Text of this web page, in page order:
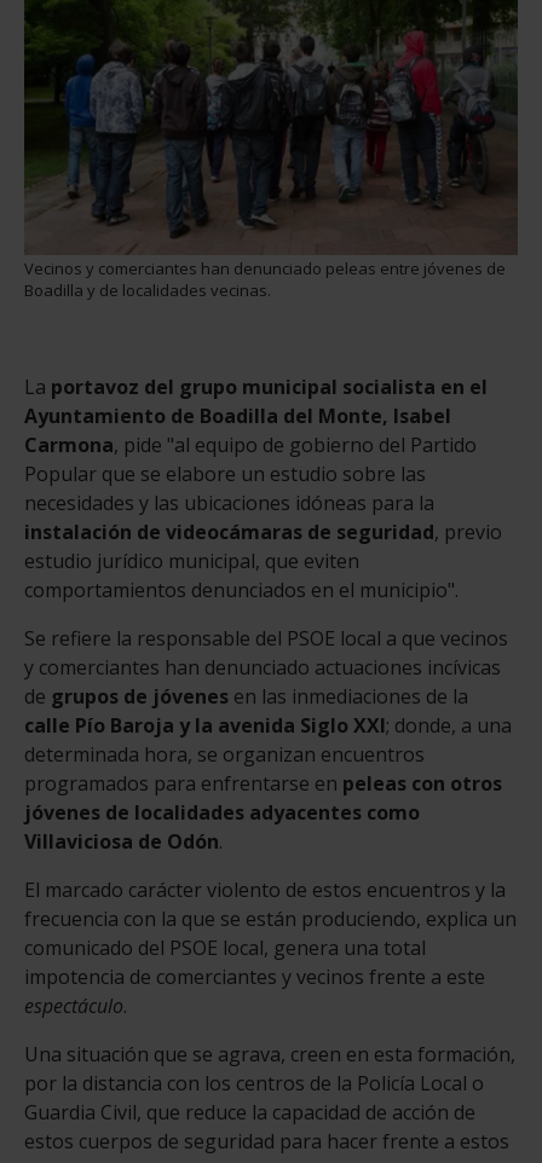
Vecinos y comerciantes han denunciado peleas entre jóvenes de
Boadilla y de localidades vecinas.
La portavoz del grupo municipal socialista en el
Ayuntamiento de Boadilla del Monte, Isabel
Carmona, pide "al equipo de gobierno del Partido
Popular que se elabore un estudio sobre las
necesidades y las ubicaciones idóneas para la
instalación de videocámaras de seguridad, previo
estudio jurídico municipal, que eviten
comportamientos denunciados en el municipio".
Se refiere la responsable del PSOE local a que vecinos
y comerciantes han denunciado actuaciones incívicas
de grupos de jóvenes en las inmediaciones de la
calle Pío Baroja y la avenida Siglo XXI; donde, a una
determinada hora, se organizan encuentros
programados para enfrentarse en peleas con otros
jóvenes de localidades adyacentes como
Villaviciosa de Odón.
El marcado carácter violento de estos encuentros y la
frecuencia con la que se están produciendo, explica un
comunicado del PSOE local, genera una total
impotencia de comerciantes y vecinos frente a este
espectáculo.
Una situación que se agrava, creen en esta formación,
por la distancia con los centros de la Policía Local o
Guardia Civil, que reduce la capacidad de acción de
estos cuerpos de seguridad para hacer frente a estos